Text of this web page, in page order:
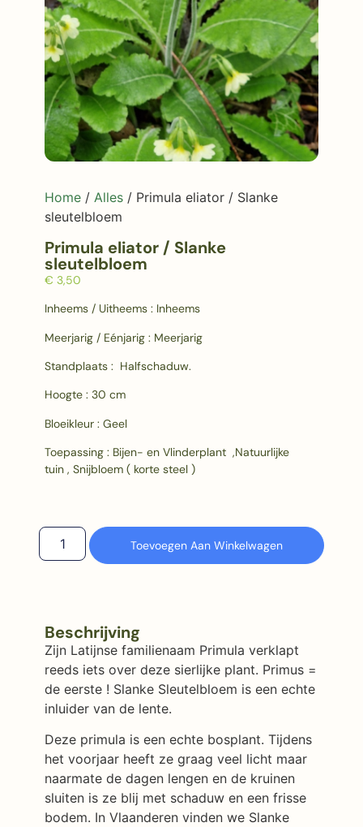
Home/ Alles/ Primula eliator / Slanke
sleutelbloem
Primula eliator / Slanke
sleutelbloem
€ 3,50
Inheems / Uitheems : Inheems
Meerjarig / Eénjarig : Meerjarig
Standplaats : Halfschaduw.
Hoogte : 30 cm
Bloeikleur : Geel
Toepassing : Bijen- en Vlinderplant ,Natuurlijke
tuin , Snijbloem ( korte steel )
Toevoegen Aan Winkelwagen
Beschrijving
Zijn Latijnse familienaam Primula verklapt
reeds iets over deze sierlijke plant. Primus =
de eerste ! Slanke Sleutelbloem is een echte
inluider van de lente.
Deze primula is een echte bosplant. Tijdens
het voorjaar heeft ze graag veel licht maar
naarmate de dagen lengen en de kruinen
sluiten is ze blij met schaduw en een frisse
bodem. In Vlaanderen vinden we Slanke